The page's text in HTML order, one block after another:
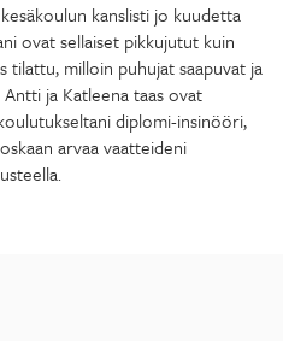
kanslisti jo kuudetta
ovat sellaiset pikkujutut kuin
tilattu, milloin puhujat saapuvat ja
ja Katleena taas ovat
diplomi-insinööri,
arvaa vaatteideni